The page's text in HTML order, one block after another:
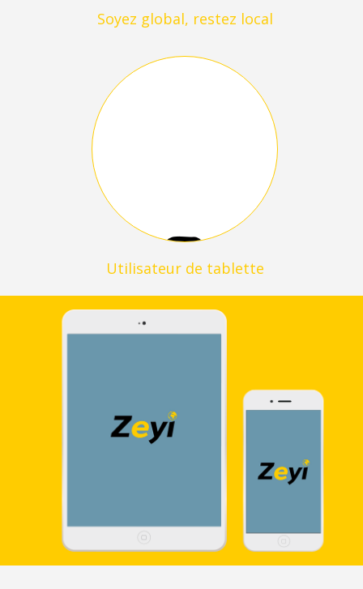
Soyez global, restez local
Utilisateur de tablette